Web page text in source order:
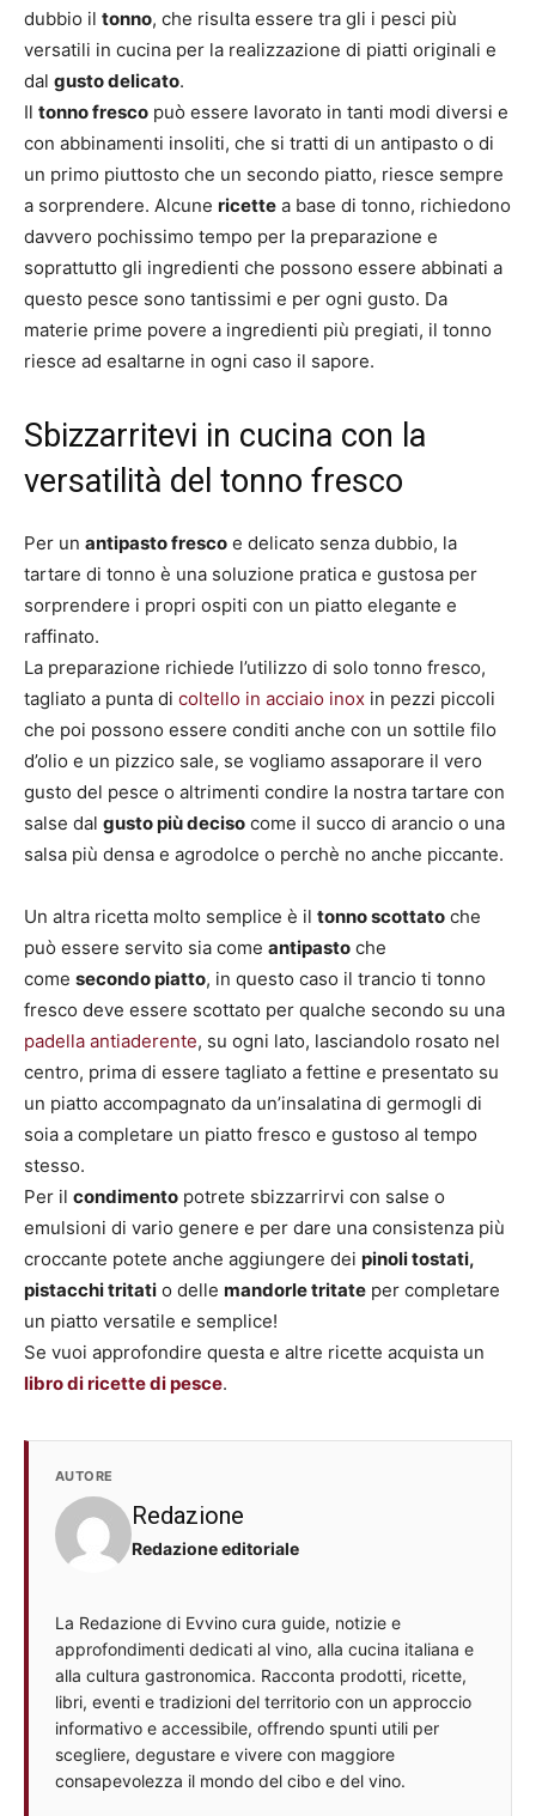
dubbio il tonno, che risulta essere tra gli i pesci più
versatili in cucina per la realizzazione di piatti originali e
dal gusto delicato.
Il tonno fresco può essere lavorato in tanti modi diversi e
con abbinamenti insoliti, che si tratti di un antipasto o di
un primo piuttosto che un secondo piatto, riesce sempre
a sorprendere. Alcune ricette a base di tonno, richiedono
davvero pochissimo tempo per la preparazione e
soprattutto gli ingredienti che possono essere abbinati a
questo pesce sono tantissimi e per ogni gusto. Da
materie prime povere a ingredienti più pregiati, il tonno
riesce ad esaltarne in ogni caso il sapore.
Sbizzarritevi in cucina con la
versatilità del tonno fresco
Per un antipasto fresco e delicato senza dubbio, la
tartare di tonno è una soluzione pratica e gustosa per
sorprendere i propri ospiti con un piatto elegante e
raffinato.
La preparazione richiede l’utilizzo di solo tonno fresco,
tagliato a punta di coltello in acciaio inox in pezzi piccoli
che poi possono essere conditi anche con un sottile filo
d’olio e un pizzico sale, se vogliamo assaporare il vero
gusto del pesce o altrimenti condire la nostra tartare con
salse dal gusto più deciso come il succo di arancio o una
salsa più densa e agrodolce o perchè no anche piccante.
Un altra ricetta molto semplice è il tonno scottato che
può essere servito sia come antipasto che
come secondo piatto, in questo caso il trancio ti tonno
fresco deve essere scottato per qualche secondo su una
padella antiaderente, su ogni lato, lasciandolo rosato nel
centro, prima di essere tagliato a fettine e presentato su
un piatto accompagnato da un’insalatina di germogli di
soia a completare un piatto fresco e gustoso al tempo
stesso.
Per il condimento potrete sbizzarrirvi con salse o
emulsioni di vario genere e per dare una consistenza più
croccante potete anche aggiungere dei pinoli tostati,
pistacchi tritati o delle mandorle tritate per completare
un piatto versatile e semplice!
Se vuoi approfondire questa e altre ricette acquista un
libro di ricette di pesce.
AUTORE
Redazione
Redazione editoriale
La Redazione di Evvino cura guide, notizie e
approfondimenti dedicati al vino, alla cucina italiana e
alla cultura gastronomica. Racconta prodotti, ricette,
libri, eventi e tradizioni del territorio con un approccio
informativo e accessibile, offrendo spunti utili per
scegliere, degustare e vivere con maggiore
consapevolezza il mondo del cibo e del vino.